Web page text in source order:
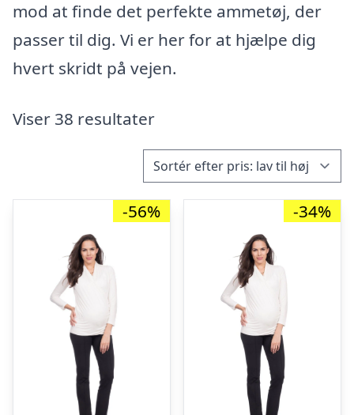
mod at finde det perfekte ammetøj, der
passer til dig. Vi er her for at hjælpe dig
hvert skridt på vejen.
Viser 38 resultater
-56% -34%